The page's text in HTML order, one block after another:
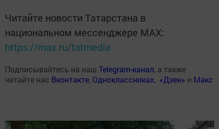
Читайте новости Татарстана в
национальном мессенджере MАХ:
https://max.ru/tatmedia
Подписывайтесь на наш Telegram-канал, а также
читайте нас Вконтакте, Одноклассниках, «Дзен» и Макс